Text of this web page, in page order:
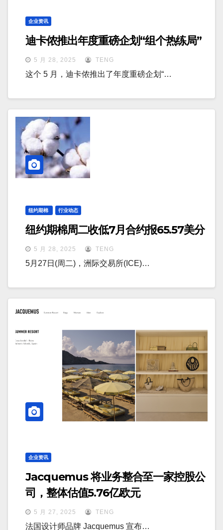
企业资讯
迪卡侬推出年度重磅企划“组个热练局”
5 月 28, 2025 TENG
这个 5 月，迪卡侬推出了年度重磅企划“…
纽约期棉 行业动态
纽约期棉周二收低7月合约报65.57美分
5 月 28, 2025 TENG
5月27日(周二)，洲际交易所(ICE)…
企业资讯
Jacquemus 将业务整合至一家控股公
司，整体估值5.76亿欧元
5 月 27, 2025 TENG
法国设计师品牌 Jacquemus 宣布…